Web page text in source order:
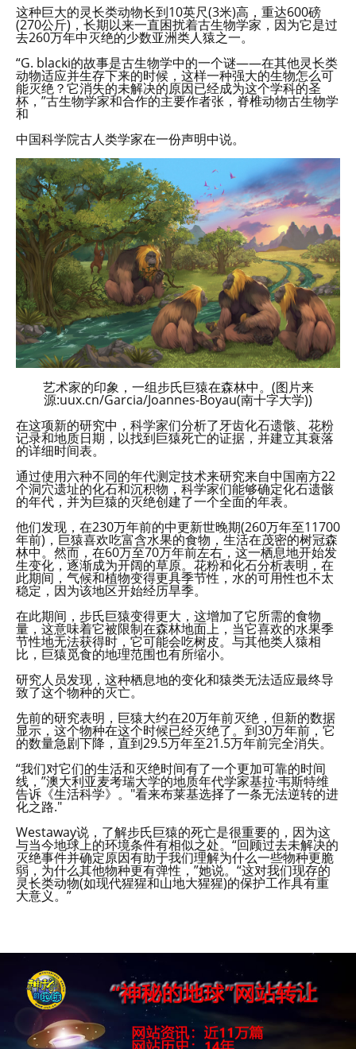
这种巨大的灵长类动物长到10英尺(3米)高，重达600磅
(270公斤)，长期以来一直困扰着古生物学家，因为它是过
去260万年中灭绝的少数亚洲类人猿之一。
“G. blacki的故事是古生物学中的一个谜——在其他灵长类
动物适应并生存下来的时候，这样一种强大的生物怎么可
能灭绝？它消失的未解决的原因已经成为这个学科的圣
杯，”古生物学家和合作的主要作者张，脊椎动物古生物学
和
中国科学院古人类学家在一份声明中说。
艺术家的印象，一组步氏巨猿在森林中。(图片来
源:uux.cn/Garcia/Joannes-Boyau(南十字大学))
在这项新的研究中，科学家们分析了牙齿化石遗骸、花粉
记录和地质日期，以找到巨猿死亡的证据，并建立其衰落
的详细时间表。
通过使用六种不同的年代测定技术来研究来自中国南方22
个洞穴遗址的化石和沉积物，科学家们能够确定化石遗骸
的年代，并为巨猿的灭绝创建了一个全面的年表。
他们发现，在230万年前的中更新世晚期(260万年至11700
年前)，巨猿喜欢吃富含水果的食物，生活在茂密的树冠森
林中。然而，在60万至70万年前左右，这一栖息地开始发
生变化，逐渐成为开阔的草原。花粉和化石分析表明，在
此期间，气候和植物变得更具季节性，水的可用性也不太
稳定，因为该地区开始经历旱季。
在此期间，步氏巨猿变得更大，这增加了它所需的食物
量，这意味着它被限制在森林地面上，当它喜欢的水果季
节性地无法获得时，它可能会吃树皮。与其他类人猿相
比，巨猿觅食的地理范围也有所缩小。
研究人员发现，这种栖息地的变化和猿类无法适应最终导
致了这个物种的灭亡。
先前的研究表明，巨猿大约在20万年前灭绝，但新的数据
显示，这个物种在这个时候已经灭绝了。到30万年前，它
的数量急剧下降，直到29.5万年至21.5万年前完全消失。
“我们对它们的生活和灭绝时间有了一个更加可靠的时间
线，”澳大利亚麦考瑞大学的地质年代学家基拉·韦斯特维
告诉《生活科学》。"看来布莱基选择了一条无法逆转的进
化之路."
Westaway说，了解步氏巨猿的死亡是很重要的，因为这
与当今地球上的环境条件有相似之处。“回顾过去未解决的
灭绝事件并确定原因有助于我们理解为什么一些物种更脆
弱，为什么其他物种更有弹性，”她说。“这对我们现存的
灵长类动物(如现代猩猩和山地大猩猩)的保护工作具有重
大意义。”